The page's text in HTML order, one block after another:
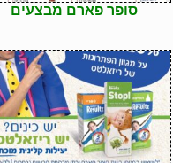
סופר פארם מבצעים